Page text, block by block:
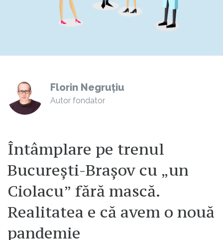
Florin Negruțiu
Autor fondator
Întâmplare pe trenul
București-Brașov cu „un
Ciolacu” fără mască.
Realitatea e că avem o nouă
pandemie